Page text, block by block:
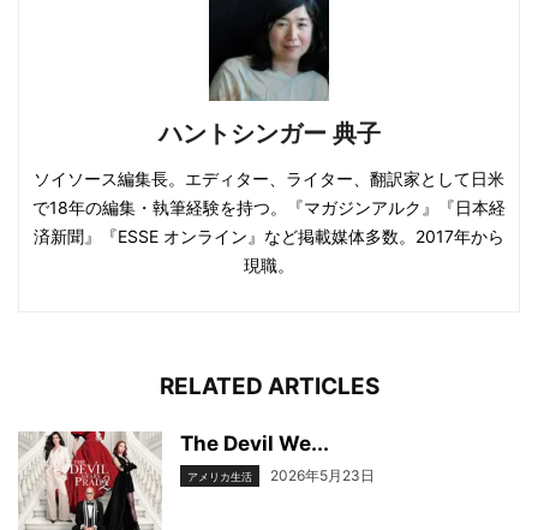
ハントシンガー 典子
ソイソース編集長。エディター、ライター、翻訳家として日米
で18年の編集・執筆経験を持つ。『マガジンアルク』『日本経
済新聞』『ESSE オンライン』など掲載媒体多数。2017年から
現職。
RELATED ARTICLES
The Devil We...
アメリカ生活 2026年5月23日